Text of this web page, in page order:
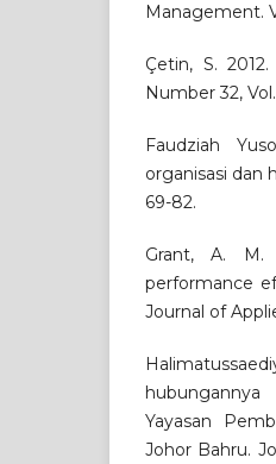
Management.
Çetin, S.
Number 32,
Faudziah
organisasi dan
69-82.
Grant, A. M.
performance
Journal of
Yayasan
Johor Bahru.